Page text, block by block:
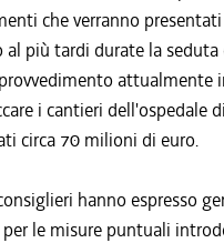
che verranno
al più tardi durate la seduta
attualmente
i cantieri dell'ospedale
circa 70 milioni di euro.
hanno espresso
le misure puntuali